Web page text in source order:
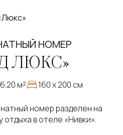
НОМЕР
ЛЮКС»
м² 160 х 200 см
номер разделен на
отдыха в отеле «Нивки».